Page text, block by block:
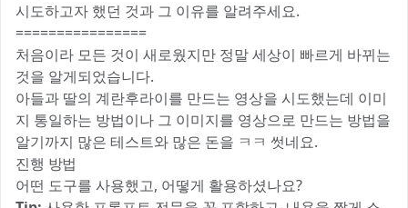
시도하고자 했던 것과 그 이유를 알려주세요.
================
처음이라 모든 것이 새로웠지만 정말 세상이 빠르게 바뀌는
것을 알게되었습니다.
아들과 딸의 계란후라이를 만드는 영상을 시도했는데 이미
지 통일하는 방법이나 그 이미지를 영상으로 만드는 방법을
알기까지 많은 테스트와 많은 돈을 ㅋㅋ 썻네요.
진행 방법
어떤 도구를 사용했고, 어떻게 활용하셨나요?